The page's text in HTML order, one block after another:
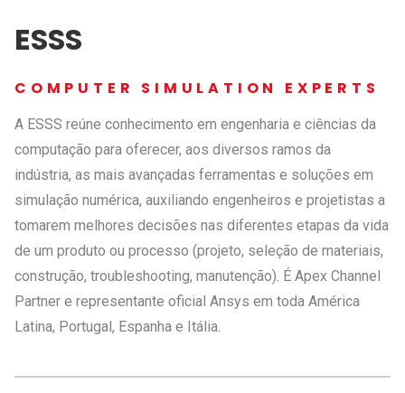
ESSS
COMPUTER SIMULATION EXPERTS
A ESSS reúne conhecimento em engenharia e ciências da
computação para oferecer, aos diversos ramos da
indústria, as mais avançadas ferramentas e soluções em
simulação numérica, auxiliando engenheiros e projetistas a
tomarem melhores decisões nas diferentes etapas da vida
de um produto ou processo (projeto, seleção de materiais,
construção, troubleshooting, manutenção). É Apex Channel
Partner e representante oficial Ansys em toda América
Latina, Portugal, Espanha e Itália.